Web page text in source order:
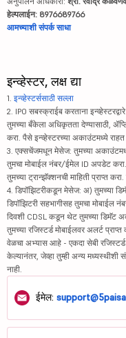
हेल्पलाईन: 8976689766
आमच्याशी संपर्क साधा
इन्व्हेस्टर, लक्ष द्या
1. इन्व्हेस्टर्ससाठी सल्ला
2. IPO सबस्क्राईब करताना
तुमच्या बँकेला अधिकृतता देण्यासाठी,
करा. पैसे इन्व्हेस्टरच्या अकाउंटमध्ये राहत
3. एक्सचेंजमधून मेसेज: तुमच्या
तुमचा मोबाईल नंबर/ईमेल ID अपडेट
तुमच्या ट्रान्झॅक्शनची माहिती प्राप्त
4. डिपॉझिटरीकडून मेसेज: अ) तुमच्या
डिपॉझिटरी सहभागीसह तुमचा मोबाईल
दिवशी CDSL कडून थेट तुमच्या डिमॅट
तुमच्या रजिस्टर्ड मोबाईलवर अलर्ट
वेळचा अभ्यास आहे - एकदा सेबी
केल्यानंतर, जेव्हा तुम्ही अन्य मध्यस्थीशी
नाही.
ईमेल: